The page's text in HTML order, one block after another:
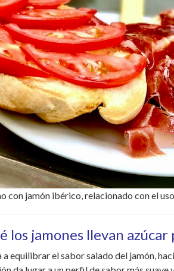
con jamón ibérico, relacionado con el
los jamones llevan
a equilibrar el sabor salado del jamón,